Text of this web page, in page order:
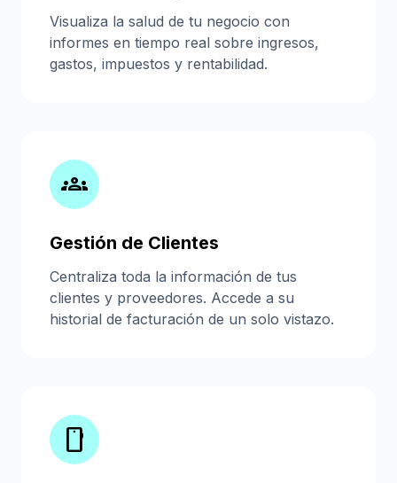
Visualiza la salud de tu negocio con
informes en tiempo real sobre ingresos,
gastos, impuestos y rentabilidad.
groups
Gestión de Clientes
Centraliza toda la información de tus
clientes y proveedores. Accede a su
historial de facturación de un solo vistazo.
smartphone